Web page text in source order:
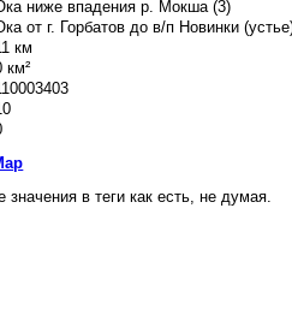
ниже впадения р. Мокша (3)
от г. Горбатов до в/п Новинки
км
км²
в теги как есть, не думая.